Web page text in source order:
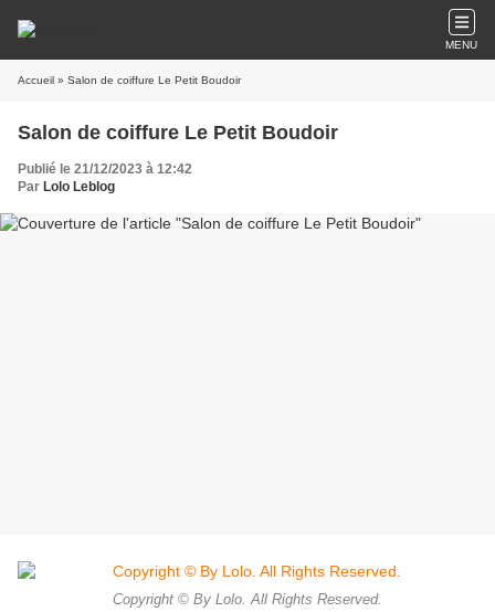
MENU
Accueil » Salon de coiffure Le Petit Boudoir
Salon de coiffure Le Petit Boudoir
Publié le 21/12/2023 à 12:42
Par Lolo Leblog
Copyright © By Lolo. All Rights Reserved.